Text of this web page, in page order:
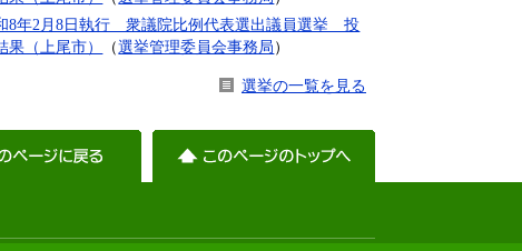
8年2月8日執行 衆議院比例代表選出議員選挙 投
果（上尾市）
（選挙管理委員会事務局）
選挙の一覧を見る